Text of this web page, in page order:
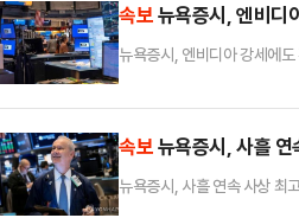
속보뉴욕증시, 엔비
뉴욕증시, 엔비디아 강세에
속보뉴욕증시, 사흘
뉴욕증시, 사흘 연속 사상